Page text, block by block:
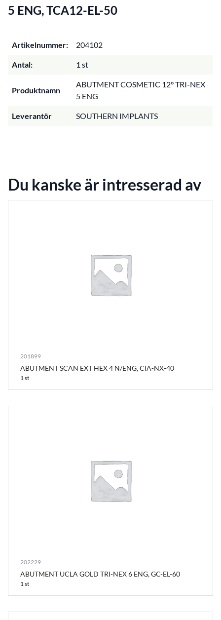
5 ENG, TCA12-EL-50
Artikelnummer: 204102
Antal: 1 st
Produktnamn
ABUTMENT COSMETIC 12° TRI-NEX
5 ENG
Leverantör SOUTHERN IMPLANTS
Du kanske är intresserad av
201899
ABUTMENT SCAN EXT HEX 4 N/ENG, CIA-NX-40
1 st
202229
ABUTMENT UCLA GOLD TRI-NEX 6 ENG, GC-EL-60
1 st